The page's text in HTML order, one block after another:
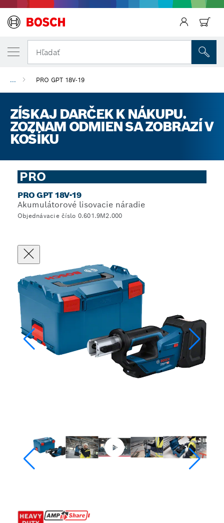
Hľadať
... PRO GPT 18V-19
ZÍSKAJ DARČEK K NÁKUPU.
ZOZNAM ODMIEN SA ZOBRAZÍ V
KOŠÍKU
PRO
PRO GPT 18V-19
Akumulátorové lisovacie náradie
Objednávacie číslo 0.601.9M2.000